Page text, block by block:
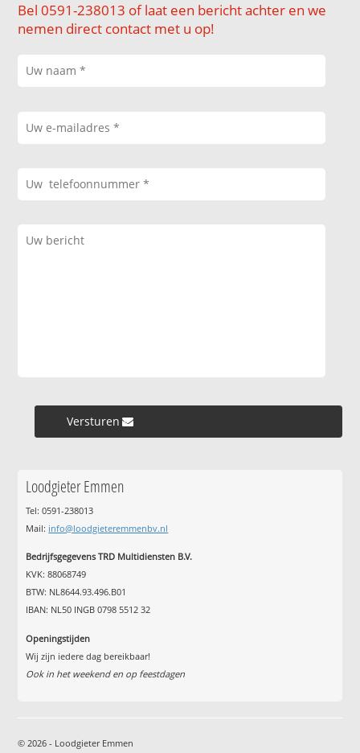
Bel 0591-238013 of laat een bericht achter en we
nemen direct contact met u op!
Versturen »
Loodgieter Emmen
Tel: 0591-238013
Mail: info@loodgieteremmenbv.nl
Bedrijfsgegevens TRD Multidiensten B.V.
KVK: 88068749
BTW: NL8644.93.496.B01
IBAN: NL50 INGB 0798 5512 32
Openingstijden
Wij zijn iedere dag bereikbaar!
Ook in het weekend en op feestdagen
© 2026 - Loodgieter Emmen